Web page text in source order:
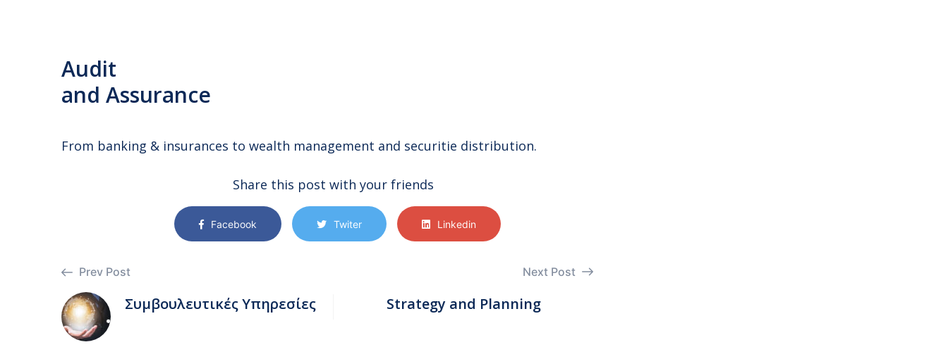
Audit
and Assurance
From banking & insurances to wealth management and securitie distribution.
Share this post with your friends
Facebook Twiter Linkedin
Prev Post
Συμβουλευτικές Υπηρεσίες
Next Post
Strategy and Planning